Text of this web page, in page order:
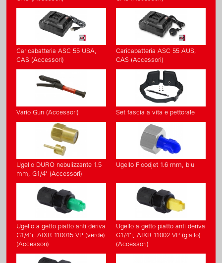
Caricabatteria ASC 55 USA,
CAS (Accessori)
Caricabatteria ASC 55 AUS,
CAS (Accessori)
Vario Gun (Accessori) Set fascia a vita e pettorale
Ugello DURO nebulizzante 1.5
mm, G1/4" (Accessori)
Ugello Floodjet 1.6 mm, blu
Ugello a getto piatto anti deriva
G1/4"i, AIXR 110015 VP (verde)
(Accessori)
Ugello a getto piatto anti deriva
G1/4"i, AIXR 11002 VP (giallo)
(Accessori)